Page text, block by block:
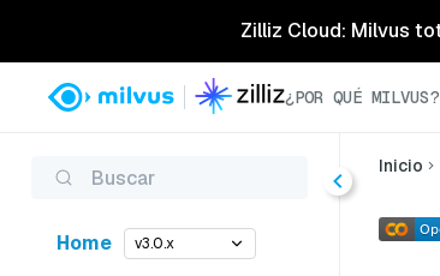
Zilliz Cloud: Milvus
¿POR QUÉ MILVUS?
Buscar
Home v3.0.x
Inicio